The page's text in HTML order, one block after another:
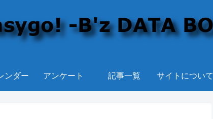
ンダー アンケート 記事一覧 サイトについて